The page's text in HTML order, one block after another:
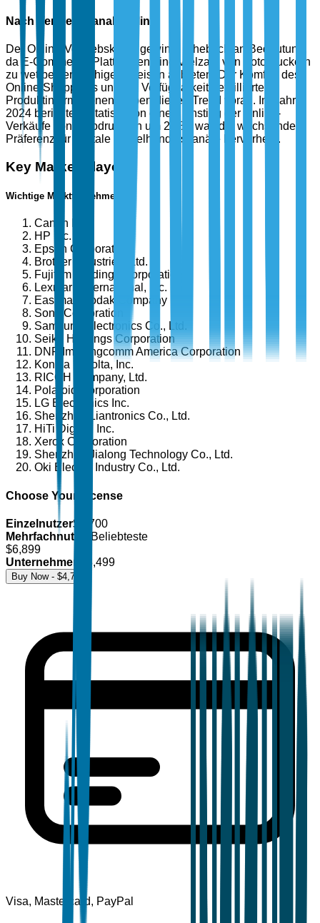
Nach Vertriebskanal: Online
Der Online-Vertriebskanal gewinnt erheblich an Bedeutung,
da E-Commerce-Plattformen eine Vielzahl von Fotodruckern
zu wettbewerbsfähigen Preisen anbieten. Der Komfort des
Online-Shoppings und die Verfügbarkeit detaillierter
Produktinformationen treiben diesen Trend voran. Im Jahr
2024 berichtete Statista von einem Anstieg der Online-
Verkäufe von Fotodruckern um 25 %, was die wachsende
Präferenz für digitale Einzelhandelskanäle hervorhebt.
Key Market Players
Wichtige Marktteilnehmer
Canon Inc.
HP Inc.
Epson Corporation
Brother Industries, Ltd.
Fujifilm Holdings Corporation
Lexmark International, Inc.
Eastman Kodak Company
Sony Corporation
Samsung Electronics Co., Ltd.
Seiko Holdings Corporation
DNP Imagingcomm America Corporation
Konica Minolta, Inc.
RICOH Company, Ltd.
Polaroid Corporation
LG Electronics Inc.
Shenzhen Liantronics Co., Ltd.
HiTi Digital, Inc.
Xerox Corporation
Shenzhen Jialong Technology Co., Ltd.
Oki Electric Industry Co., Ltd.
Choose Your License
Einzelnutzer$
4,700
Mehrfachnutzer
Beliebteste
$6,899
Unternehmen
8,499
Buy Now - $4,700
Visa, Mastercard, PayPal